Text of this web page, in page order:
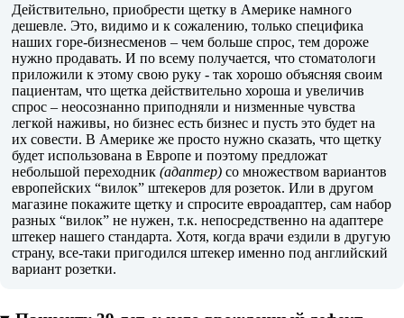
Действительно, приобрести щетку в Америке намного
дешевле. Это, видимо и к сожалению, только специфика
наших горе-бизнесменов – чем больше спрос, тем дороже
нужно продавать. И по всему получается, что стоматологи
приложили к этому свою руку - так хорошо объясняя своим
пациентам, что щетка действительно хороша и увеличив
спрос – неосознанно приподняли и низменные чувства
легкой наживы, но бизнес есть бизнес и пусть это будет на
их совести. В Америке же просто нужно сказать, что щетку
будет использована в Европе и поэтому предложат
небольшой переходник(адаптер) со множеством вариантов
европейских “вилок” штекеров для розеток. Или в другом
магазине покажите щетку и спросите евроадаптер, сам набор
разных “вилок” не нужен, т.к. непосредственно на адаптере
штекер нашего стандарта. Хотя, когда врачи ездили в другую
страну, все-таки пригодился штекер именно под английский
вариант розетки.